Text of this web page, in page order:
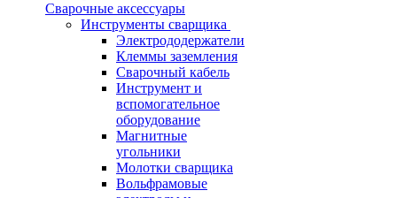
Сварочные аксессуары
Инструменты сварщика
Электрододержатели
Клеммы заземления
Сварочный кабель
Инструмент и
вспомогательное
оборудование
Магнитные
угольники
Молотки сварщика
Вольфрамовые